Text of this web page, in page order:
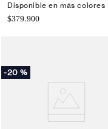
Disponible en más colores
$379.900
-20 %